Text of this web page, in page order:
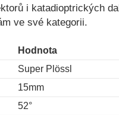
i katadioptrických
ve své kategorii.
Hodnota
Super Plössl
15mm
52°